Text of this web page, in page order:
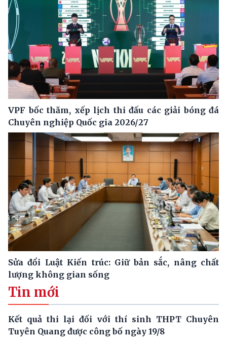
VPF bốc thăm, xếp lịch thi đấu các giải bóng đá
Chuyên nghiệp Quốc gia 2026/27
Sửa đổi Luật Kiến trúc: Giữ bản sắc, nâng chất
lượng không gian sống
Tin mới
Kết quả thi lại đối với thí sinh THPT Chuyên
Tuyên Quang được công bố ngày 19/8